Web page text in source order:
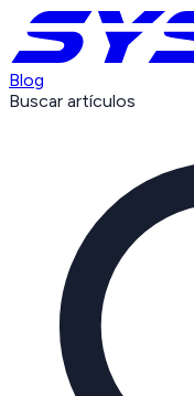
Blog
Buscar artículos